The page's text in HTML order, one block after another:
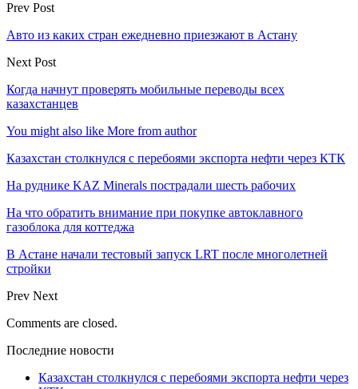
Prev Post
Авто из каких стран ежедневно приезжают в Астану
Next Post
Когда начнут проверять мобильные переводы всех
казахстанцев
You might also like More from author
Казахстан столкнулся с перебоями экспорта нефти через КТК
На руднике KAZ Minerals пострадали шесть рабочих
На что обратить внимание при покупке автоклавного
газоблока для коттеджа
В Астане начали тестовый запуск LRT после многолетней
стройки
Prev Next
Comments are closed.
Последние новости
Казахстан столкнулся с перебоями экспорта нефти через